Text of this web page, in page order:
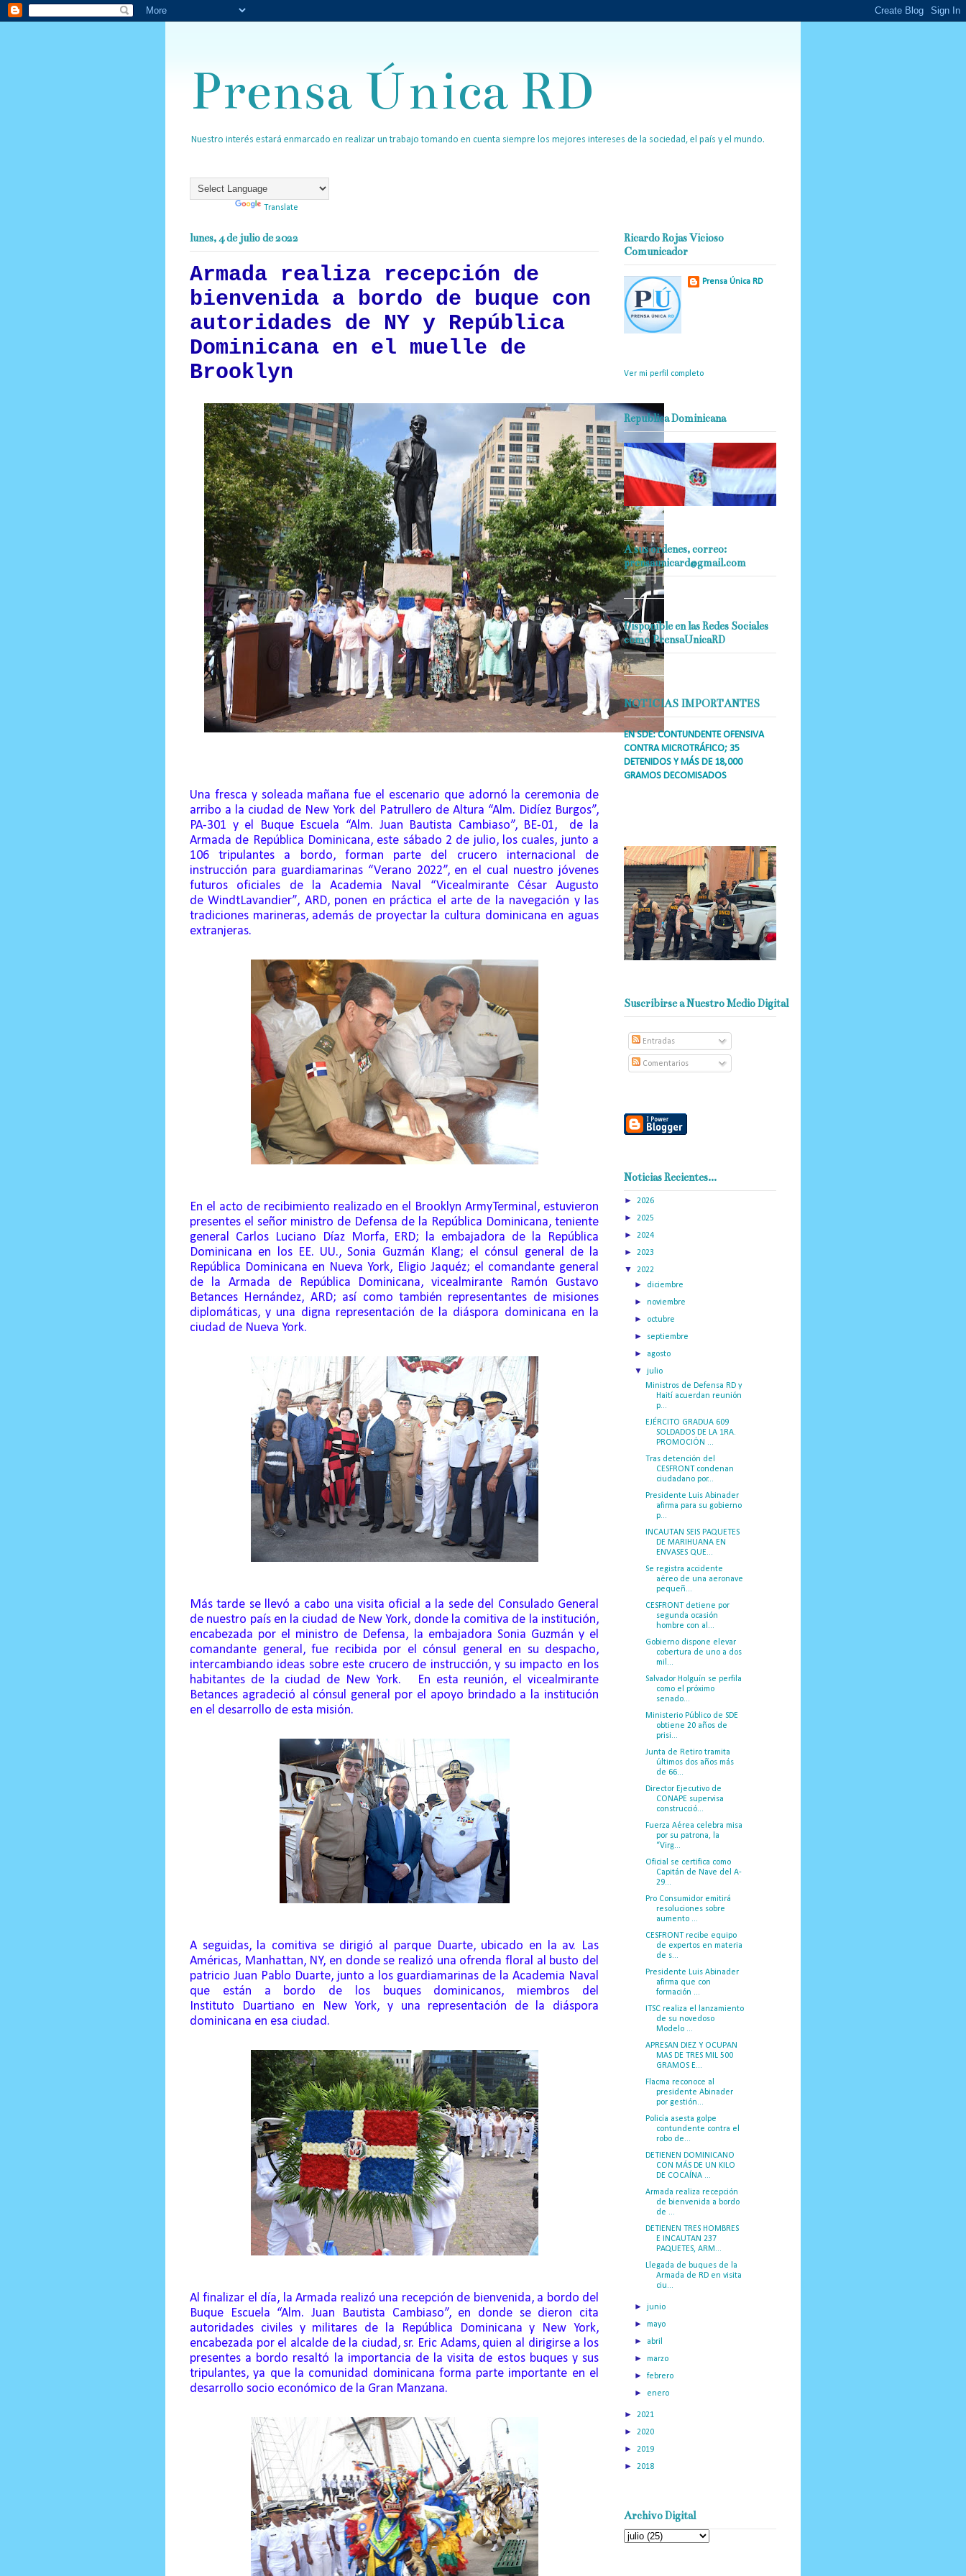
Prensa Única RD
Nuestro interés estará enmarcado en realizar un trabajo tomando en cuenta siempre los mejores intereses de la sociedad, el país y el mundo.
Translate
lunes, 4 de julio de 2022
Armada realiza recepción de
bienvenida a bordo de buque con
autoridades de NY y República
Dominicana en el muelle de
Brooklyn
Una fresca y soleada mañana fue el escenario que adornó la ceremonia de
arribo a la ciudad de New York del Patrullero de Altura “Alm. DidíezBurgos”,
PA-301 y el Buque Escuela “Alm. Juan Bautista Cambiaso”, BE-01, de la
Armada de República Dominicana, este sábado 2 de julio, los cuales, junto a
106 tripulantes a bordo, forman parte del crucero internacional de
instrucción para guardiamarinas “Verano 2022”, en el cual nuestro jóvenes
futuros oficiales de la Academia Naval “Vicealmirante César Augusto
deWindtLavandier”, ARD, ponen en práctica el arte de la navegación y las
tradiciones marineras, además de proyectar la cultura dominicana en aguas
extranjeras.
En el acto de recibimiento realizado en el BrooklynArmyTerminal, estuvieron
presentes el señor ministro de Defensa de la República Dominicana, teniente
general Carlos Luciano Díaz Morfa, ERD; la embajadora de la República
Dominicana en los EE. UU., Sonia Guzmán Klang; el cónsul general de la
República Dominicana en Nueva York, Eligio Jaquéz; el comandante general
de la Armada de República Dominicana, vicealmirante Ramón Gustavo
Betances Hernández, ARD; así como también representantes de misiones
diplomáticas, y una digna representación de la diáspora dominicana en la
ciudad de Nueva York.
Más tarde se llevó a cabo una visita oficial a la sede del Consulado General
de nuestro país en la ciudad de New York, donde la comitiva de la institución,
encabezada por el ministro de Defensa, la embajadora Sonia Guzmán y el
comandante general, fue recibida por el cónsul general en su despacho,
intercambiando ideas sobre este crucero de instrucción, y su impacto en los
habitantes de la ciudad de New York. En esta reunión, el vicealmirante
Betances agradeció al cónsul general por el apoyo brindado a la institución
en el desarrollo de esta misión.
A seguidas, la comitiva se dirigió al parque Duarte, ubicado en la av. Las
Américas, Manhattan, NY, en donde se realizó una ofrenda floral al busto del
patricio Juan Pablo Duarte, junto a los guardiamarinas de la Academia Naval
que están a bordo de los buques dominicanos, miembros del
Instituto
Duartiano en New York, y una representación de la diáspora
dominicana en esa ciudad.
Al finalizar el día, la Armada realizó una recepción de bienvenida, a bordo del
Buque Escuela “Alm. Juan Bautista Cambiaso”, en donde se dieron cita
autoridades civiles y militares de la República Dominicana y New York,
encabezada por el alcalde de la ciudad, sr. Eric Adams, quien al dirigirse a los
presentes a bordo resaltó la importancia de la visita de estos buques y sus
tripulantes, ya que la comunidad dominicana forma parte importante en el
desarrollo socio económico de la Gran Manzana.
Ricardo Rojas Vicioso
Comunicador
Prensa Única RD
Ver mi perfil completo
Republica Dominicana
A sus ordenes, correo:
prensaunicard@gmail.com
Disponible en las Redes Sociales
como PrensaUnicaRD
NOTICIAS IMPORTANTES
EN SDE: CONTUNDENTE OFENSIVA
CONTRA MICROTRÁFICO; 35
DETENIDOS Y MÁS DE 18,000
GRAMOS DECOMISADOS
Suscribirse a Nuestro Medio Digital
Entradas
Comentarios
Noticias Recientes...
► 2026
► 2025
► 2024
► 2023
▼ 2022
► diciembre
►noviembre
► octubre
► septiembre
► agosto
▼julio
Ministros de Defensa RD y
Haití acuerdan reunión
p...
EJÉRCITO GRADUA 609
SOLDADOS DE LA 1RA.
PROMOCIÓN ...
Tras detención del
CESFRONT condenan
ciudadano por...
Presidente Luis Abinader
afirma para su gobierno
p...
INCAUTAN SEIS PAQUETES
DE MARIHUANA EN
ENVASES QUE...
Se registra accidente
aéreo de una aeronave
pequeñ...
CESFRONT detiene por
segunda ocasión
hombre con al...
Gobierno dispone elevar
cobertura de uno a dos
mil...
Salvador Holguín se perfila
como el próximo
senado...
Ministerio Público de SDE
obtiene 20 años de
prisi...
Junta de Retiro tramita
últimos dos años más
de 66...
Director Ejecutivo de
CONAPE supervisa
construcció...
Fuerza Aérea celebra misa
por su patrona, la
“Virg...
Oficial se certifica como
Capitán de Nave del A-
29...
Pro Consumidor emitirá
resoluciones sobre
aumento ...
CESFRONT recibe equipo
de expertos en materia
de s...
Presidente Luis Abinader
afirma que con
formación ...
ITSC realiza el lanzamiento
de su novedoso
Modelo ...
APRESAN DIEZ Y OCUPAN
MAS DE TRES MIL 500
GRAMOS E...
Flacma reconoce al
presidente Abinader
por gestión...
Policía asesta golpe
contundente contra el
robo de...
DETIENEN DOMINICANO
CON MÁS DE UN KILO
DE COCAÍNA ...
Armada realiza recepción
de bienvenida a bordo
de ...
DETIENEN TRES HOMBRES
E INCAUTAN 237
PAQUETES, ARM...
Llegada de buques de la
Armada de RD en visita
ciu...
►junio
►mayo
► abril
►marzo
►febrero
► enero
► 2021
► 2020
► 2019
► 2018
Archivo Digital